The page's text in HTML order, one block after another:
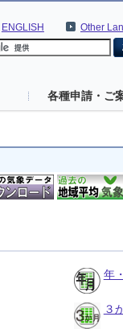
Other
ENGLISH
各種申請・ご
年
３